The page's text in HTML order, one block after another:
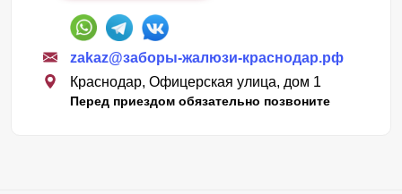
zakaz@заборы-жалюзи-краснодар.рф
Краснодар, Офицерская улица, дом 1
Перед приездом обязательно позвоните